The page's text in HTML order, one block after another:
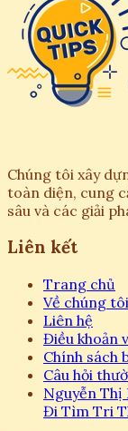
Chúng tôi xây
toàn diện, cung
sâu và các giải
Liên kết
Trang chủ
Về chúng tôi
Liên hệ
Điều khoản
Chính sách
Câu hỏi
Nguyễn Thị
Đi Tìm Tri